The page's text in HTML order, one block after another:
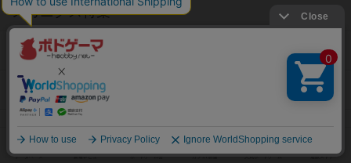
メカニクス特集
掲示板・トピックス
ボドとも・会員一覧